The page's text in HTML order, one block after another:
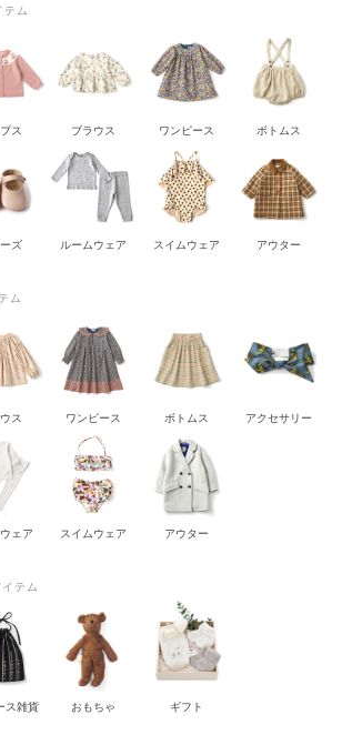
テム
ス ブラウス ワンピース ボトムス
ズ ルームウェア スイムウェア アウター
ム
ス ワンピース ボトムス アクセサリー
ェア スイムウェア アウター
テム
ス雑貨 おもちゃ ギフト